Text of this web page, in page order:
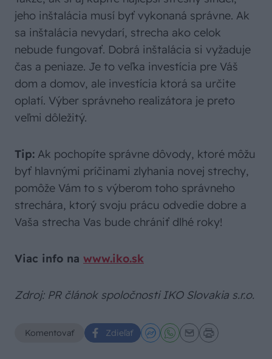
jeho inštalácia musí byť vykonaná správne. Ak
sa inštalácia nevydarí, strecha ako celok
nebude fungovať. Dobrá inštalácia si vyžaduje
čas a peniaze. Je to veľka investícia pre Váš
dom a domov, ale investícia ktorá sa určite
oplatí. Výber správneho realizátora je preto
veľmi dôležitý.
Tip: Ak pochopíte správne dôvody, ktoré môžu
byť hlavnými príčinami zlyhania novej strechy,
pomôže Vám to s výberom toho správneho
strechára, ktorý svoju prácu odvedie dobre a
Vaša strecha Vas bude chrániť dlhé roky!
Viac info na www.iko.sk
Zdroj: PR článok spoločnosti IKO Slovakia s.r.o.
Komentovať Zdieľať